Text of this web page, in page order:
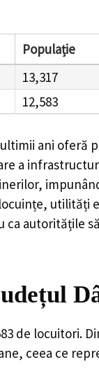
Populație
13,317
12,583
ani oferă
a
utilități
autoritățile
de locuitori.
ceea ce